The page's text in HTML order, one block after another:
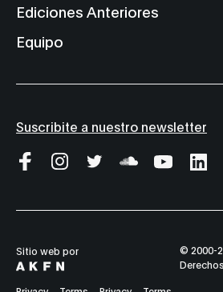
Ediciones Anteriores
Equipo
Suscribite a nuestro newsletter
Sitio web por
© 2000-